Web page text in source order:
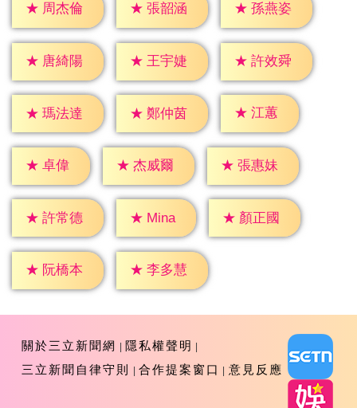
★ 周杰倫 ★ 張韶涵 ★ 孫燕姿
★ 唐綺陽 ★ 王宇婕 ★ 許效舜
★ 瑪法達 ★ 鄭仲茵 ★ 江蕙
★ 卓偉 ★ 杰威爾 ★ 張惠妹
★ 許常德 ★ Mina ★ 顏正國
★ 阮橋本 ★ 李多慧
關於三立新聞網
隱私權聲明
三立新聞自律守則
合作提案窗口 意見反應